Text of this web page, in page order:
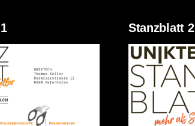
Stanzblatt 2